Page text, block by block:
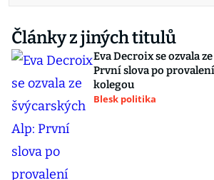
Články z jiných titulů
Eva Decroix se ozvala
První slova po
kolegou
Blesk politika